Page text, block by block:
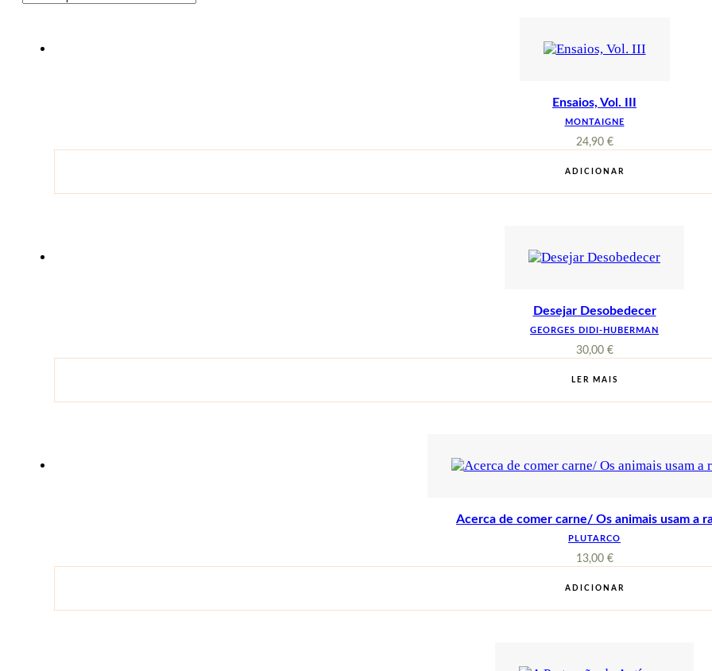
Ensaios, Vol. III
MONTAIGNE
24,90 €
ADICIONAR
Desejar Desobedecer
GEORGES DIDI-HUBERMAN
30,00 €
LER MAIS
Acerca de comer carne/ Os animais usam a
PLUTARCO
13,00 €
ADICIONAR